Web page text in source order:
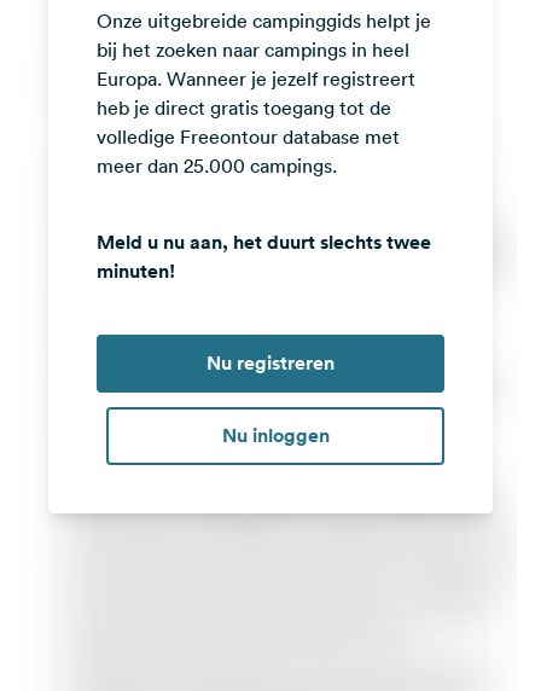
media
Facebook
Instagram
Onze uitgebreide campinggids helpt je
bij het zoeken naar campings in heel
Europa. Wanneer je jezelf registreert
heb je direct gratis toegang tot de
volledige Freeontour database met
meer dan 25.000 campings.
Meld u nu aan, het duurt slechts twee
minuten!
Nu registreren
Nu inloggen